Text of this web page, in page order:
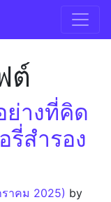
ต์
างที่คิด
สำรอง
าคม 2025) by